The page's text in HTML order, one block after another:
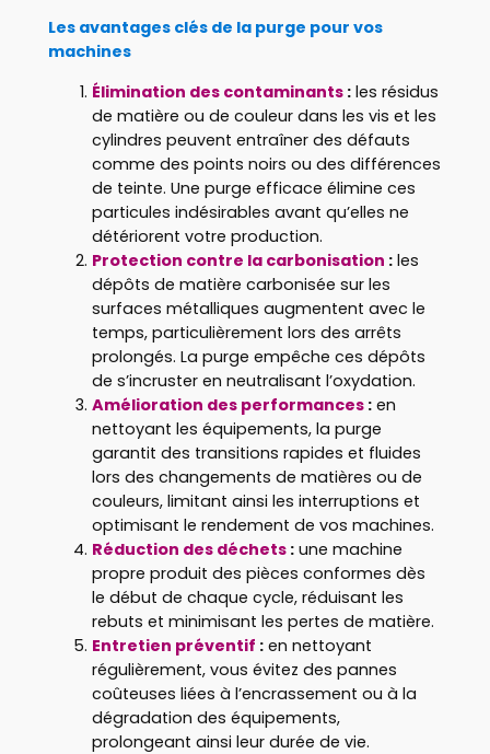
Les avantages clés de la purge pour vos
machines
Élimination des contaminants:les résidus
de matière ou de couleur dans les vis et les
cylindres peuvent entraîner des défauts
comme des points noirs ou des différences
de teinte. Une purge efficace élimine ces
particules indésirables avant qu’elles ne
détériorent votre production.
Protection contre la carbonisation :les
dépôts de matière carbonisée sur les
surfaces métalliques augmentent avec le
temps, particulièrement lors des arrêts
prolongés. La purge empêche ces dépôts
de s’incruster en neutralisant l’oxydation.
Amélioration des performances:en
nettoyant les équipements, la purge
garantit des transitions rapides et fluides
lors des changements de matières ou de
couleurs, limitant ainsi les interruptions et
optimisant le rendement de vos machines.
Réduction des déchets:une machine
propre produit des pièces conformes dès
le début de chaque cycle, réduisant les
rebuts et minimisant les pertes de matière.
Entretien préventif :en nettoyant
régulièrement, vous évitez des pannes
coûteuses liées à l’encrassement ou à la
dégradation des équipements,
prolongeant ainsi leur durée de vie.